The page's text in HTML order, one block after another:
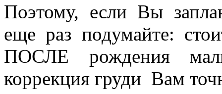
Поэтому, если Вы
еще раз подумайте:
ПОСЛЕ рождения
коррекция груди Вам